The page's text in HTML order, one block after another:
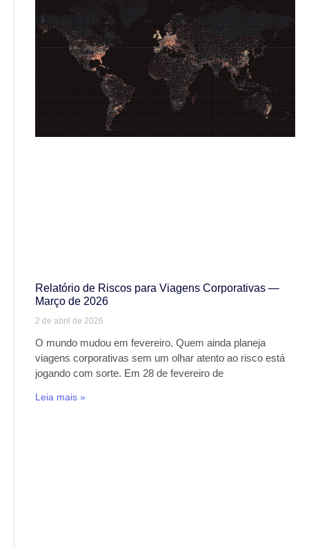
Relatório de Riscos para Viagens Corporativas —
Março de 2026
2 de abril de 2026
O mundo mudou em fevereiro. Quem ainda planeja
viagens corporativas sem um olhar atento ao risco está
jogando com sorte. Em 28 de fevereiro de
Leia mais »